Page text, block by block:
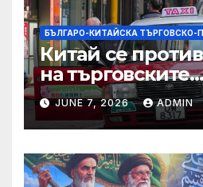
БЪЛГАРО-КИТАЙСКА
Китай се
на търговските
ограничителни
САЩ във връзка
принудителен
Министерство
търговията
JUNE 7, 2026 ADMIN